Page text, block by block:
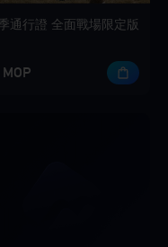
通行證 全面戰場限定版